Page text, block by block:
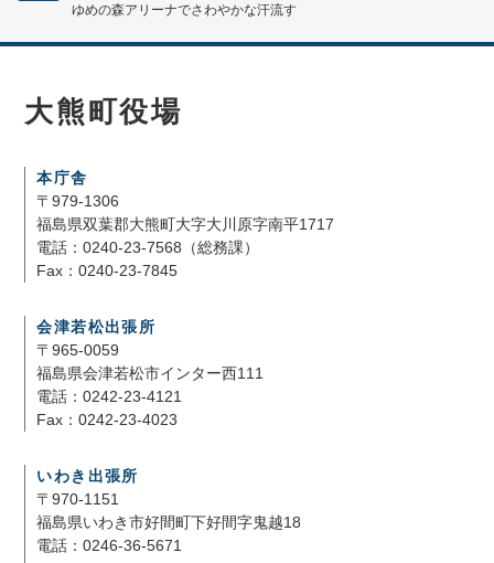
ゆめの森アリーナでさわやかな汗流す
大熊町役場
本庁舎
〒979-1306
福島県双葉郡大熊町大字大川原字南平1717
電話：0240-23-7568（総務課）
Fax：0240-23-7845
会津若松出張所
〒965-0059
福島県会津若松市インター西111
電話：0242-23-4121
Fax：0242-23-4023
いわき出張所
〒970-1151
福島県いわき市好間町下好間字鬼越18
電話：0246-36-5671